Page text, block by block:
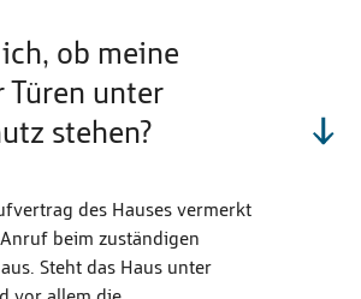
ob meine
Türen unter
stehen?
des Hauses vermerkt
beim zuständigen
Steht das Haus unter